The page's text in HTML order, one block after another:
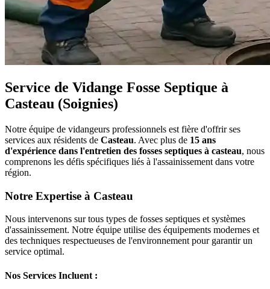
Service de Vidange Fosse Septique à
Casteau (Soignies)
Notre équipe de vidangeurs professionnels est fière d'offrir ses
services aux résidents de Casteau. Avec plus de 15 ans
d'expérience dans l'entretien des fosses septiques à casteau, nous
comprenons les défis spécifiques liés à l'assainissement dans votre
région.
Notre Expertise à Casteau
Nous intervenons sur tous types de fosses septiques et systèmes
d'assainissement. Notre équipe utilise des équipements modernes et
des techniques respectueuses de l'environnement pour garantir un
service optimal.
Nos Services Incluent :